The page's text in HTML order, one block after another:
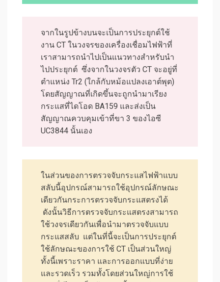
จากในรูปข้างบนจะเป็นการประยุกต์ใช้
งาน CT ในวงจรของเครื่องเชื่อมไฟฟ้าที่
เราสามารถนำไปเป็นแนวทางสำหรับนำ
ไปประยุกต์ ซึ่งจากในวงจรตัว CT จะอยู่ที่
ตำแหน่ง Tr2 (ใกล้กับหม้อแปลงเอาต์พุต)
โดยสัญญาณที่เกิดขึ้นจะถูกนำมาเรียง
กระแสที่ไดโอด BA159 และส่งเป็น
สัญญาณควบคุมเข้าที่ขา 3 ของไอซี
UC3844 นั้นเอง
ในส่วนของการตรวจจับกระแสไฟฟ้าแบบ
สลับนี้อุปกรณ์สามารถใช้อุปกรณ์ลักษณะ
เดียวกันกระการตรวจจับกระแสตรงได้
ดังนั้นวิธีการตรวจจับกระแสตรงสามารถ
ใช้วงจรเดียวกันเพื่อนำมาตรวจจับแบบ
กระแสสลับ แต่ในที่นี้จะเป็นการประยุกต์
ใช้ลักษณะของการใช้ CT เป็นส่วนใหญ่
ทั้งนี้เพราะราคา และการออกแบบที่ง่าย
และรวดเร็ว รวมทั้งโดยส่วนใหญ่การใช้